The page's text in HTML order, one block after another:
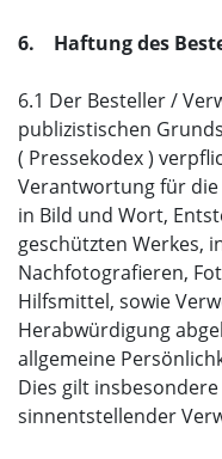
6. Haftung des
6.1 Der Besteller /
publizistischen
( Pressekodex )
Verantwortung für
in Bild und Wort,
geschützten Werkes,
Nachfotografieren,
Hilfsmittel, sowie
Herabwürdigung
allgemeine
Dies gilt
sinnentstellender